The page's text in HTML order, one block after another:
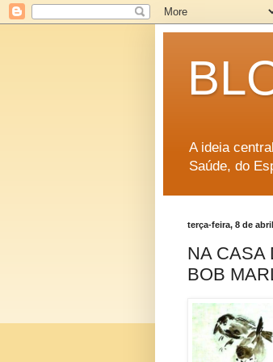
A ideia
Saúde, do
terça-feira, 8 de
NA CASA
BOB